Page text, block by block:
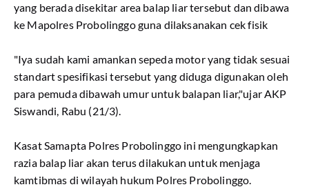
yang berada disekitar area balap liar tersebut dan dibawa
ke Mapolres Probolinggo guna dilaksanakan cek fisik
"Iya sudah kami amankan sepeda motor yang tidak sesuai
standart spesifikasi tersebut yang diduga digunakan oleh
para pemuda dibawah umur untuk balapan liar,"ujar AKP
Siswandi, Rabu (21/3).
Kasat Samapta Polres Probolinggo ini mengungkapkan
razia balap liar akan terus dilakukan untuk menjaga
kamtibmas di wilayah hukum Polres Probolinggo.